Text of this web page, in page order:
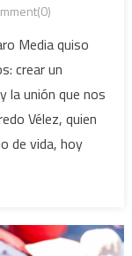
Media quiso
crear un
la unión que nos
Vélez, quien
de vida, hoy